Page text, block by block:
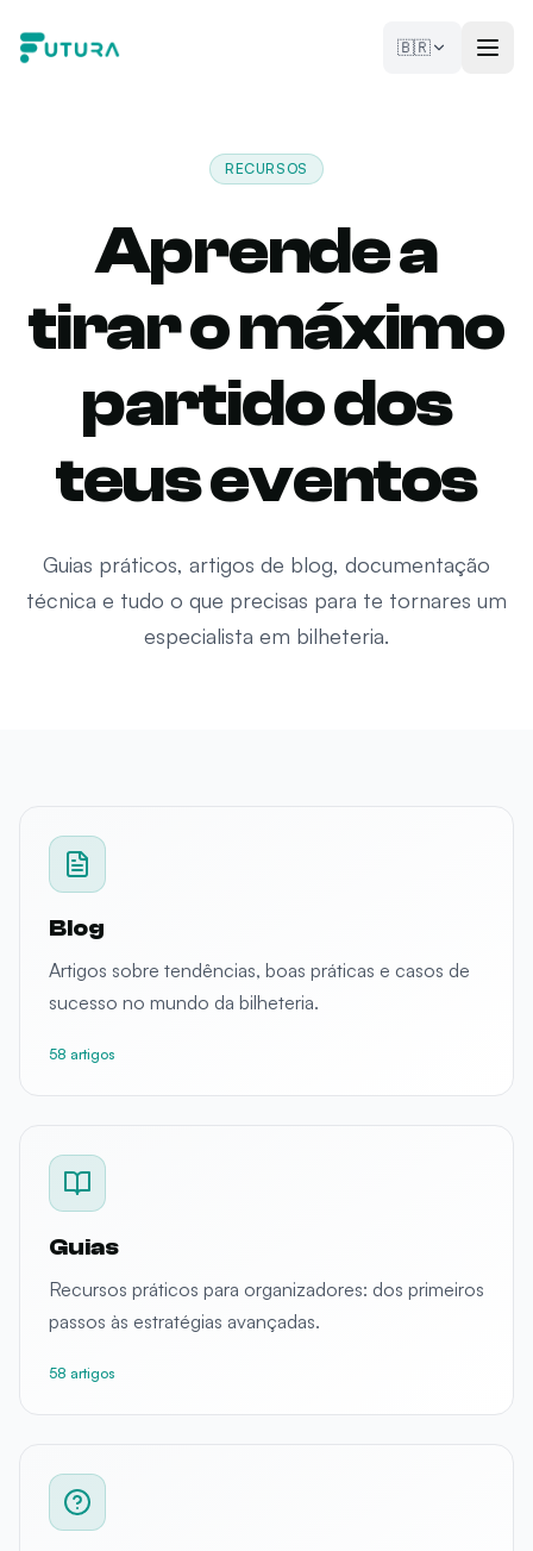
🇧🇷
RECURSOS
Aprende a
tirar o máximo
partido dos
teus eventos
Guias práticos, artigos de blog, documentação
técnica e tudo o que precisas para te tornares um
especialista em bilheteria.
Blog
Artigos sobre tendências, boas práticas e casos de
sucesso no mundo da bilheteria.
58 artigos
Guias
Recursos práticos para organizadores: dos primeiros
passos às estratégias avançadas.
58 artigos